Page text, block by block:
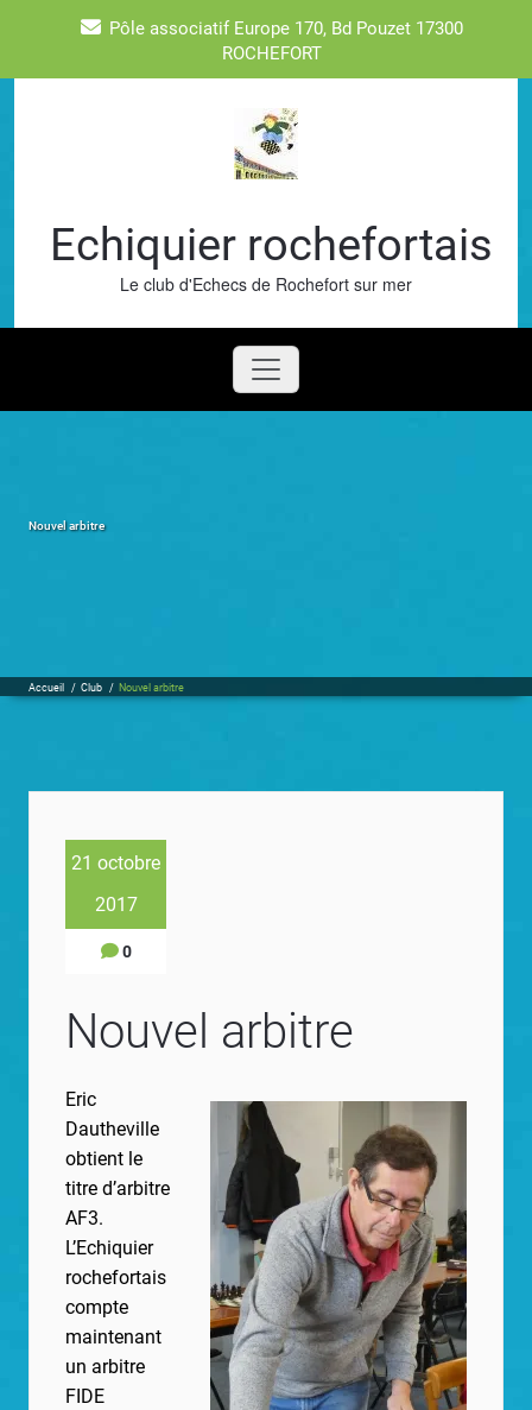
Pôle associatif Europe 170, Bd Pouzet 17300
ROCHEFORT
Echiquier rochefortais
Le club d'Echecs de Rochefort sur mer
Nouvel arbitre
Accueil / Club / Nouvel arbitre
21 octobre
2017
0
Nouvel arbitre
Eric
Dautheville
obtient le
titre d’arbitre
AF3.
L’Echiquier
rochefortais
compte
maintenant
un arbitre
FIDE